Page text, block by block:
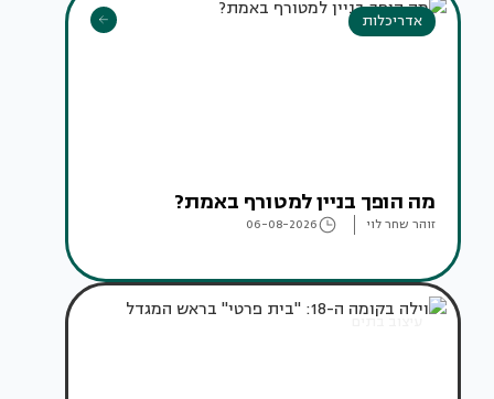
אדריכלות
מה הופך בניין למטורף באמת?
זוהר שחר לוי 06-08-2026
עיצוב בתים